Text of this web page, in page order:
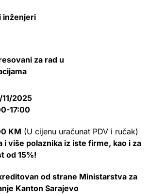
inženjeri
za rad u
11/2025
17:00
KM (U cijenu uračunat PDV i ručak)
i više polaznika iz iste firme, kao i za
od 15%!
od strane Ministarstva za
Kanton Sarajevo